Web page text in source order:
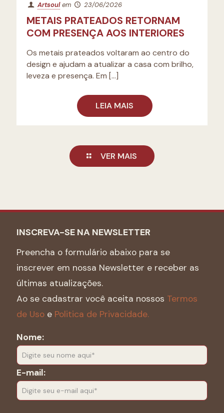
Artsoul em 23/06/2026
METAIS PRATEADOS RETORNAM
COM PRESENÇA AOS INTERIORES
Os metais prateados voltaram ao centro do
design e ajudam a atualizar a casa com brilho,
leveza e presença. Em […]
LEIA MAIS
VER MAIS
INSCREVA-SE NA NEWSLETTER
Preencha o formulário abaixo para se
inscrever em nossa Newsletter e receber as
últimas atualizações.
Ao se cadastrar você aceita nossos Termos
de Uso e Politica de Privacidade.
Nome:
E-mail: